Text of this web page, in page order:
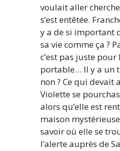
voulait aller
s’est entêtée.
y a de si important
sa vie comme ça ?
c’est pas juste pour
portable… Il y a un
non ? Ce qui devait
Violette se
alors qu’elle est
maison
savoir où elle se
l’alerte auprès de